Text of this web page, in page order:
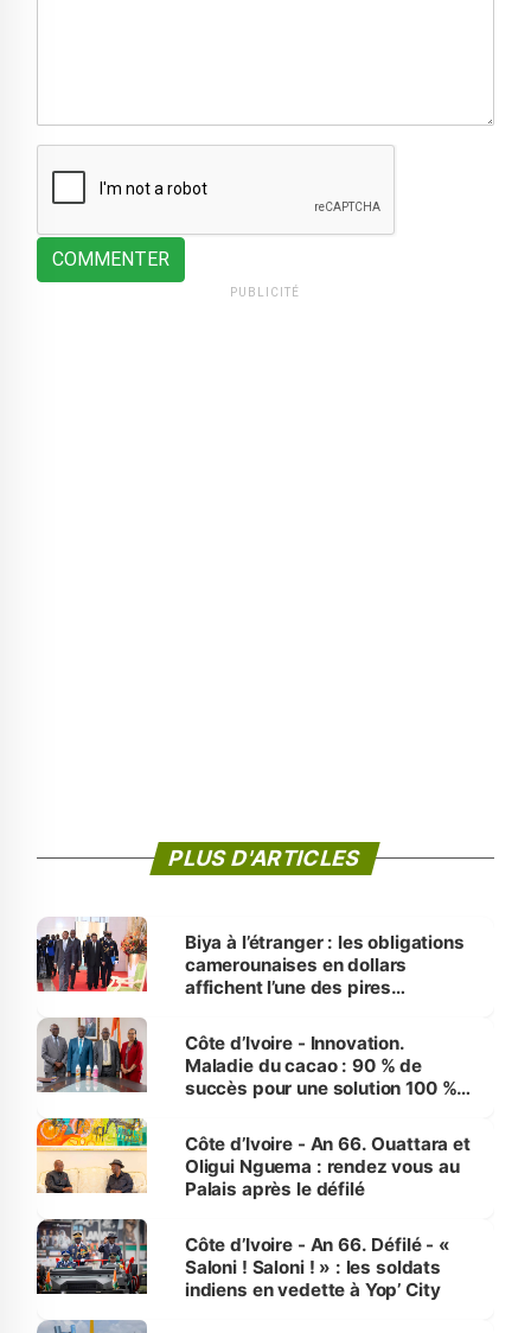
COMMENTER
PUBLICITÉ
PLUS D'ARTICLES
Biya à l’étranger : les obligations
camerounaises en dollars
affichent l’une des pires
Côte d’Ivoire - Innovation.
Maladie du cacao : 90 % de
succès pour une solution 100 %
Côte d’Ivoire - An 66. Ouattara et
Oligui Nguema : rendez vous au
Palais après le défilé
Côte d’Ivoire - An 66. Défilé - «
Saloni ! Saloni ! » : les soldats
indiens en vedette à Yop’ City